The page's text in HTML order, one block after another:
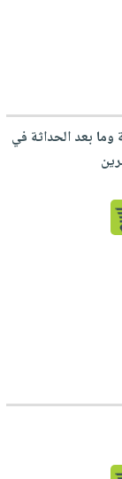
وما بعد الحداثة في